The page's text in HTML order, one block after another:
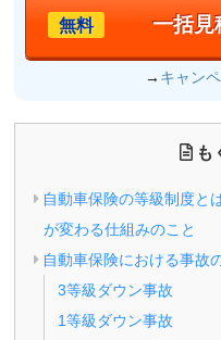
無料 一括見
→ キャン
も
自動車保険の等級制度と
が変わる仕組みのこと
自動車保険における事故
3等級ダウン事故
1等級ダウン事故